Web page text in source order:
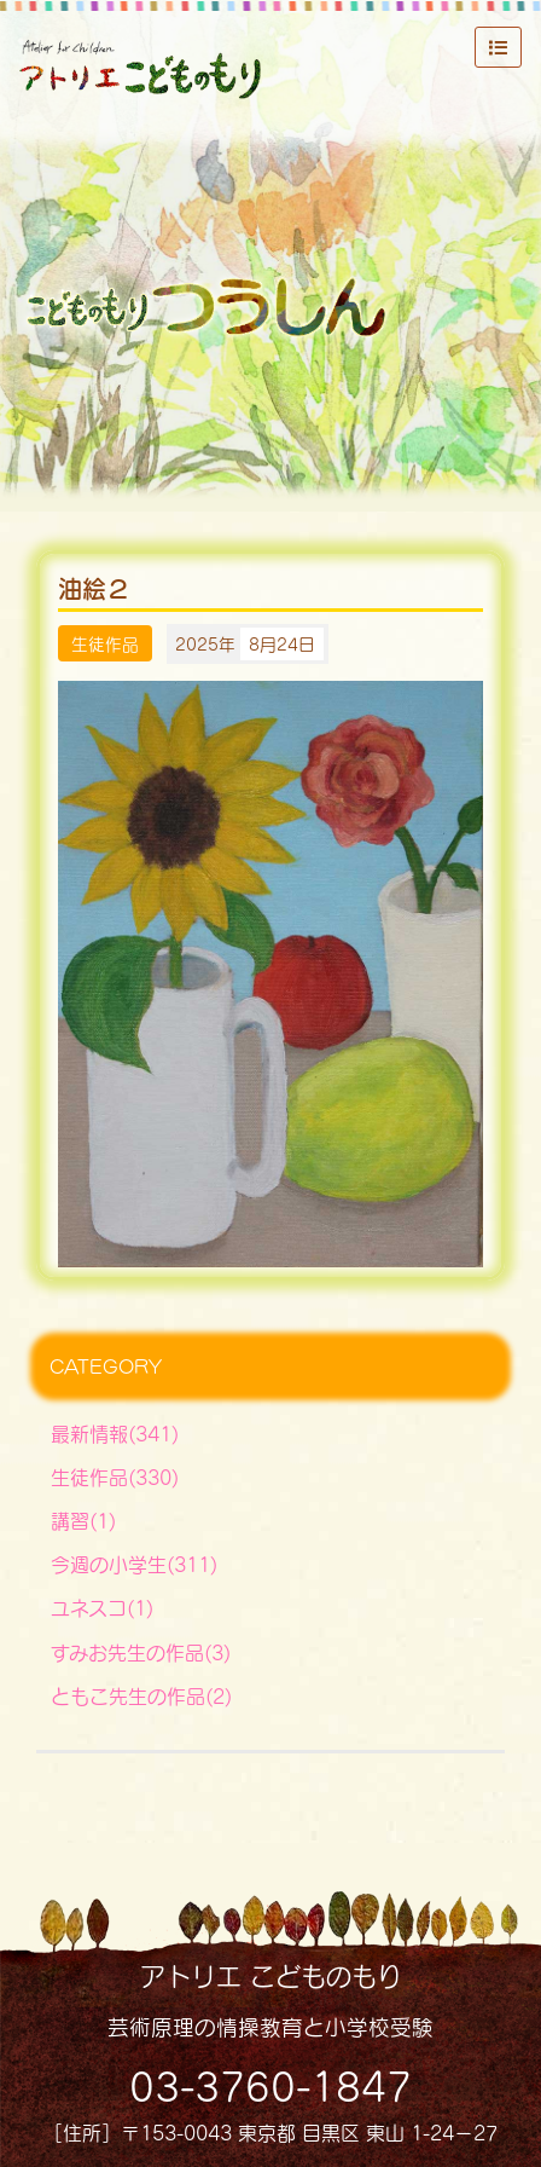
油絵２
生徒作品 2025年 8月24日
CATEGORY
最新情報(341)
生徒作品(330)
講習(1)
今週の小学生(311)
ユネスコ(1)
すみお先生の作品(3)
ともこ先生の作品(2)
アトリエ こどものもり
芸術原理の情操教育と小学校受験
03-3760-1847
［住所］〒153-0043 東京都 目黒区 東山 1-24−27